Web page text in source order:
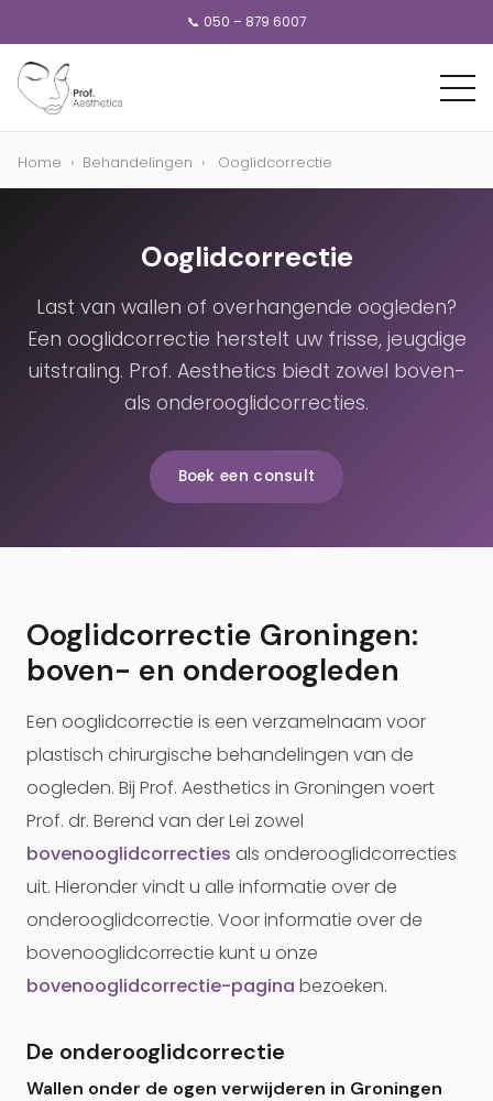
📞 050 – 879 6007
Home › Behandelingen › Ooglidcorrectie
Ooglidcorrectie
Last van wallen of overhangende oogleden?
Een ooglidcorrectie herstelt uw frisse, jeugdige
uitstraling. Prof. Aesthetics biedt zowel boven-
als onderooglidcorrecties.
Boek een consult
Ooglidcorrectie Groningen:
boven- en onderoogleden
Een ooglidcorrectie is een verzamelnaam voor
plastisch chirurgische behandelingen van de
oogleden. Bij Prof. Aesthetics in Groningen voert
Prof. dr. Berend van der Lei zowel
bovenooglidcorrecties als onderooglidcorrecties
uit. Hieronder vindt u alle informatie over de
onderooglidcorrectie. Voor informatie over de
bovenooglidcorrectie kunt u onze
bovenooglidcorrectie-pagina bezoeken.
De onderooglidcorrectie
Wallen onder de ogen verwijderen in Groningen